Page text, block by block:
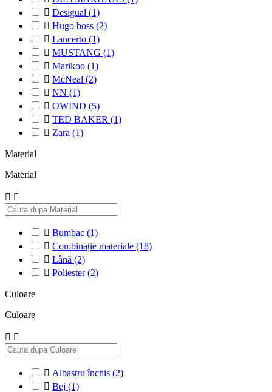
 Desigual (1)
 Hugo boss (2)
 Lancerto (1)
 MUSTANG (1)
 Marikoo (1)
 McNeal (2)
 NN (1)
 OWIND (5)
 TED BAKER (1)
 Zara (1)
Material
Material
 
 Bumbac (1)
 Combinație materiale (18)
 Lână (2)
 Poliester(2)
Culoare
Culoare
 
 Albastru închis (2)
 Bej (1)